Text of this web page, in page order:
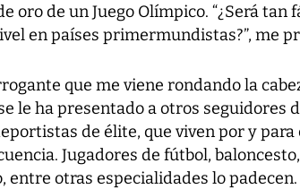
oro de un Juego Olímpico. “¿Será
en países primermundistas?”, me
que me viene rondando la
le ha presentado a otros seguidores
de élite, que viven por y
Jugadores de fútbol,
entre otras especialidades lo